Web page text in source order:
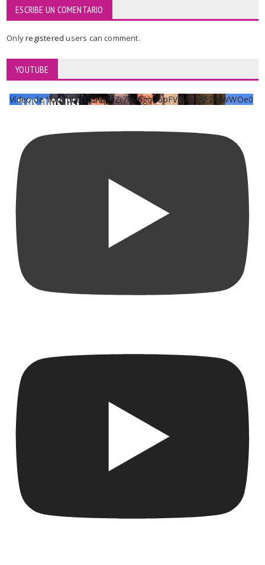
ESCRIBE UN COMENTARIO
Onlyregisteredusers can comment.
YOUTUBE
Vídeo de YouTube UCKqYjiZi7lzy6gqU6pFVFiA_A3EZ9JWWOe0